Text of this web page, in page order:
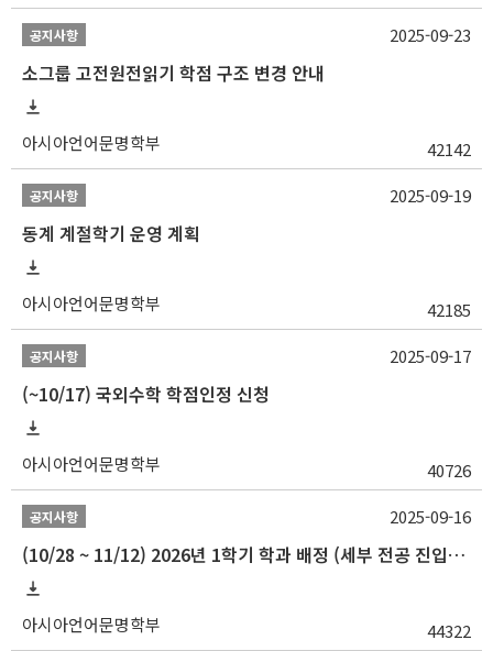
공지사항
소그룹 고전원전읽기 학점 구조 변경 안내
아시아언어문명학부 42142
2025-09-23
공지사항
동계 계절학기 운영 계획
아시아언어문명학부 42185
2025-09-19
공지사항
(~10/17) 국외수학 학점인정 신청
아시아언어문명학부 40726
2025-09-17
공지사항
(10/28 ~ 11/12) 2026년 1학기 학과 배정 (세부 전공 진입) 안내
아시아언어문명학부 44322
2025-09-16